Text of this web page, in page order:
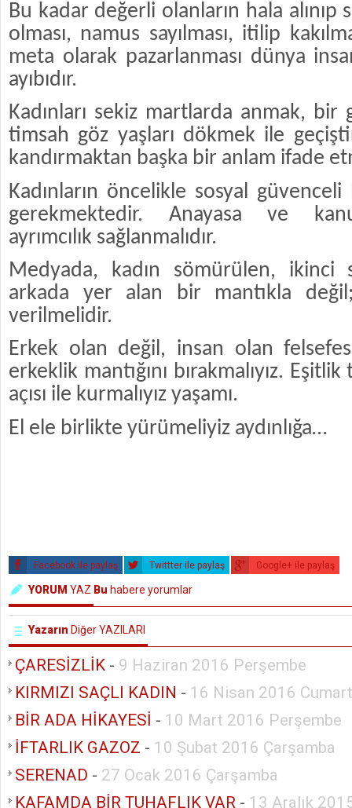
Bu kadar değerli olanların hala alınıp
olması, namus sayılması, itilip
meta olarak pazarlanması dünya
ayıbıdır.
Kadınları sekiz martlarda anmak, bir
timsah göz yaşları dökmek ile
kandırmaktan başka bir anlam ifade
Kadınların öncelikle sosyal
gerekmektedir. Anayasa ve
ayrımcılık sağlanmalıdır.
Medyada, kadın sömürülen, ikinci
arkada yer alan bir mantıkla
verilmelidir.
Erkek olan değil, insan olan
erkeklik mantığını bırakmalıyız.
açısı ile kurmalıyız yaşamı.
El ele birlikte yürümeliyiz aydınlığa…
Facebook ile paylaş Twittter ile paylaş Google+ ile paylaş
YORUM YAZ Bu habere yorumlar
Yazarın Diğer YAZILARI
ÇARESİZLİK - 9 Haziran 2016 Perşembe
KIRMIZI SAÇLI KADIN - 16 Nisan 2016
BİR ADA HİKAYESİ - 10 Mart 2016 Perşembe
İFTARLIK GAZOZ - 10 Şubat 2016 Çarşamba
SERENAD - 27 Ocak 2016 Çarşamba
KAFAMDA BİR TUHAFLIK VAR - 13 Aralık